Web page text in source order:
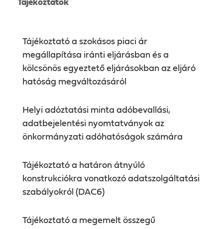
Tájékoztatók
Tájékoztató a szokásos piaci ár
megállapítása iránti eljárásban és a
kölcsönös egyeztető eljárásokban az eljáró
hatóság megváltozásáról
Helyi adóztatási minta adóbevallási,
adatbejelentési nyomtatványok az
önkormányzati adóhatóságok számára
Tájékoztató a határon átnyúló
konstrukciókra vonatkozó adatszolgáltatási
szabályokról (DAC6)
Tájékoztató a megemelt összegű